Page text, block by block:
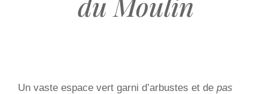
Un vaste espace vert garni d’arbustes et de pas